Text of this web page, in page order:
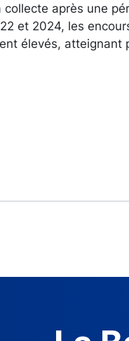
après une
et 2024, les
élevés, atteignant